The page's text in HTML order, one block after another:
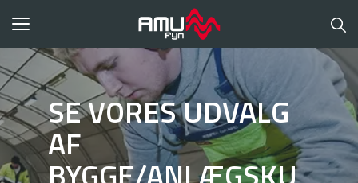
Toggle
SE VORES UDVALG
AF